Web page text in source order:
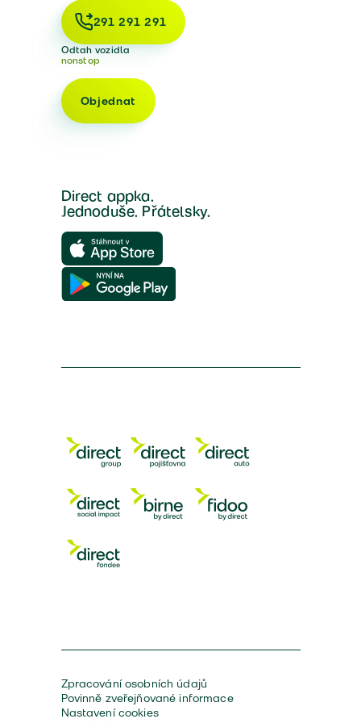
291 291 291
Odtah vozidla
nonstop
Objednat
Direct appka.
Jednoduše. Přátelsky.
Zpracování osobních údajů
Povinně zveřejňované informace
Nastavení cookies